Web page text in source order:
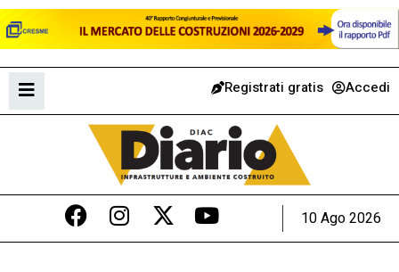
Registrati gratis Accedi
10 Ago 2026